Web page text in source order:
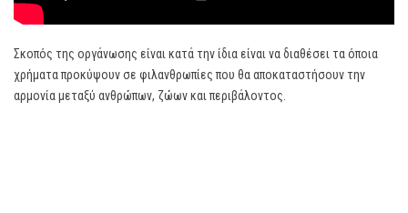
Σκοπός της οργάνωσης είναι κατά την ίδια είναι να διαθέσει τα όποια
χρήματα προκύψουν σε φιλανθρωπίες που θα αποκαταστήσουν την
αρμονία μεταξύ ανθρώπων, ζώων και περιβάλοντος.